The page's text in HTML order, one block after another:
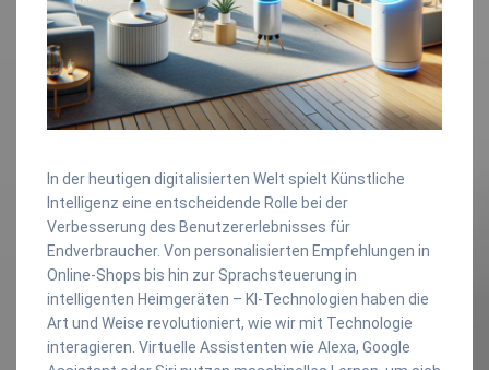
In der heutigen digitalisierten Welt spielt Künstliche
Intelligenz eine entscheidende Rolle bei der
Verbesserung des Benutzererlebnisses für
Endverbraucher. Von personalisierten Empfehlungen in
Online-Shops bis hin zur Sprachsteuerung in
intelligenten Heimgeräten – KI-Technologien haben die
Art und Weise revolutioniert, wie wir mit Technologie
interagieren. Virtuelle Assistenten wie Alexa, Google